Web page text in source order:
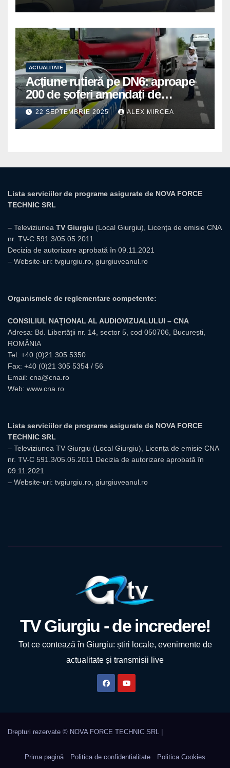
ACTUALITATE
Acțiune rutieră pe DN6: aproape
200 de șoferi amendați de
polițiștii din Mihăilești
22 SEPTEMBRIE 2025 ALEX MIRCEA
Lista serviciilor de programe asigurate de NOVA FORCE
TECHNIC SRL
– Televiziunea TV Giurgiu (Local Giurgiu), Licența de emisie CNA
nr. TV-C 591.3/05.05.2011
Decizia de autorizare aprobată în 09.11.2021
– Website-uri: tvgiurgiu.ro giurgiuveanul.ro
Organismele de reglementare competente:
CONSILIUL NAȚIONAL AL AUDIOVIZUALULUI – CNA
Adresa: Bd. Libertății nr. 14, sector 5, cod 050706, București,
ROMÂNIA
Tel: +40 (0)21 305 5350
Fax: +40 (0)21 305 5354 / 56
Email: cna@cna.ro
Web: www.cna.ro
Lista serviciilor de programe asigurate de NOVA FORCE
TECHNIC SRL
– Televiziunea TV Giurgiu (Local Giurgiu), Licența de emisie CNA
nr. TV-C 591.3/05.05.2011 Decizia de autorizare aprobată în
09.11.2021
– Website-uri: tvgiurgiu.ro, giurgiuveanul.ro
TV Giurgiu - de incredere!
Tot ce contează în Giurgiu: știri locale, evenimente de
actualitate și transmisii live
Prima pagină Politica de confidentialitate Politica Cookies